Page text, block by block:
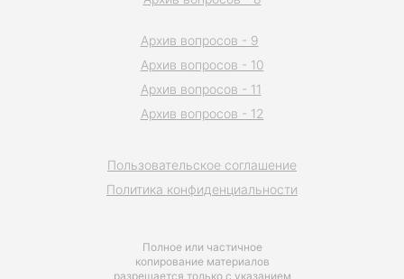
Полное или частичное
копирование материалов
разрешается только с указанием
Пользовательское соглашение
Политика конфиденциальности
Архив вопросов - 9
Архив вопросов - 10
Архив вопросов - 11
Архив вопросов - 12